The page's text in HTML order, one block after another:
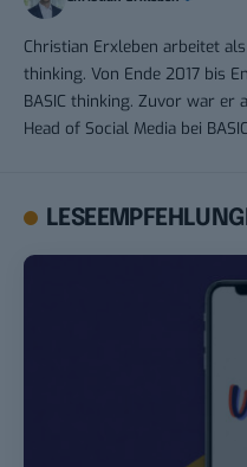
Christian Erxleben arbeitet
thinking. Von Ende 2017 bis
BASIC thinking. Zuvor war er
Head of Social Media bei